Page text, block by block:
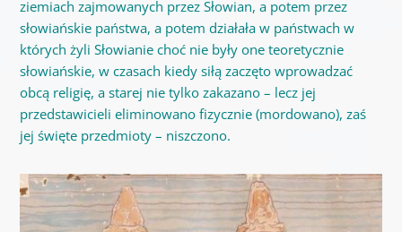
ziemiach zajmowanych przez Słowian, a potem przez
słowiańskie państwa, a potem działała w państwach w
których żyli Słowianie choć nie były one teoretycznie
słowiańskie, w czasach kiedy siłą zaczęto wprowadzać
obcą religię, a starej nie tylko zakazano – lecz jej
przedstawicieli eliminowano fizycznie (mordowano), zaś
jej święte przedmioty – niszczono.